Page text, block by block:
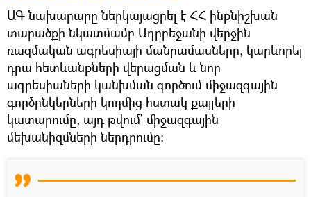
ԱԳ նախարարը ներկայացրել է ՀՀ ինքնիշխան
տարածքի նկատմամբ Ադրբեջանի վերջին
ռազմական ագրեսիայի մանրամասները, կարևորել
դրա հետևանքների վերացման և նոր
ագրեսիաների կանխման գործում միջազգային
գործընկերների կողմից հստակ քայլերի
կատարումը, այդ թվում` միջազգային
մեխանիզմների ներդրումը։